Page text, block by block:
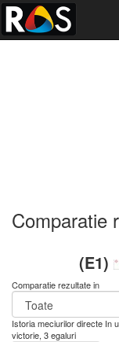
Comparatie
(E1)
Comparatie rezultate in
Istoria meciurilor directe In
victorie, 3 egaluri